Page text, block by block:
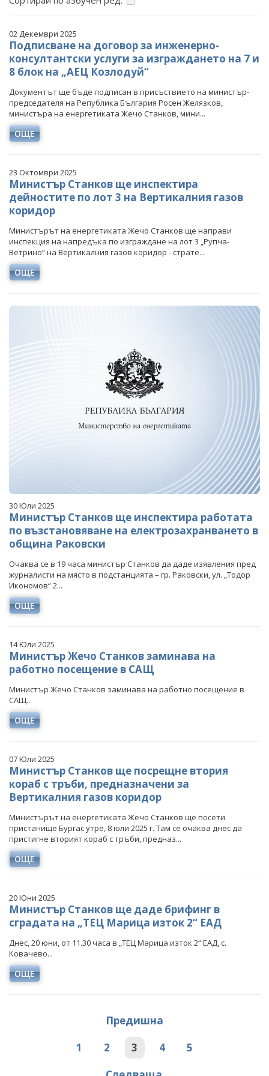
ФОТОГАЛЕРИЯ
ВИДЕОГАЛЕРИЯ
02 Декември 2025
Подписване на договор за инженерно-
консултантски услуги за изграждането на 7 и
8 блок на „АЕЦ Козлодуй“
Документът ще бъде подписан в присъствието на министър-
председателя на Република България Росен Желязков,
министъра на енергетиката Жечо Станков, мини...
ОЩЕ
23 Октомври 2025
Министър Станков ще инспектира
дейностите по лот 3 на Вертикалния газов
коридор
Министърът на енергетиката Жечо Станков ще направи
инспекция на напредъка по изграждане на лот 3 „Рупча-
Ветрино“ на Вертикалния газов коридор - страте...
ОЩЕ
30 Юли 2025
Министър Станков ще инспектира работата
по възстановяване на електрозахранването в
община Раковски
Очаква се в 19 часа министър Станков да даде изявления пред
журналисти на място в подстанцията – гр. Раковски, ул. „Тодор
Икономов“ 2...
ОЩЕ
14 Юли 2025
Министър Жечо Станков заминава на
работно посещение в САЩ
Министър Жечо Станков заминава на работно посещение в
САЩ...
ОЩЕ
07 Юли 2025
Министър Станков ще посрещне втория
кораб с тръби, предназначени за
Вертикалния газов коридор
Министърът на енергетиката Жечо Станков ще посети
пристанище Бургас утре, 8 юли 2025 г. Там се очаква днес да
пристигне вторият кораб с тръби, предназ...
ОЩЕ
20 Юни 2025
Министър Станков ще даде брифинг в
сградата на „ТЕЦ Марица изток 2“ ЕАД
Днес, 20 юни, от 11.30 часа в „ТЕЦ Марица изток 2“ ЕАД, с.
Ковачево...
ОЩЕ
Предишна
1
2 3 4
5